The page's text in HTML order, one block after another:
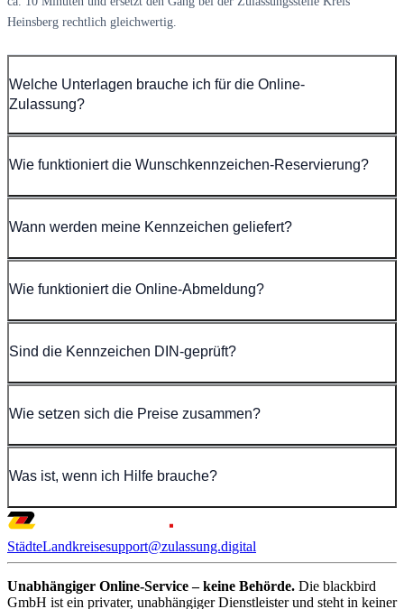
Heinsberg rechtlich gleichwertig.
Welche Unterlagen brauche ich für die Online-
Zulassung?
Wie funktioniert die Wunschkennzeichen-Reservierung?
Wann werden meine Kennzeichen geliefert?
Wie funktioniert die Online-Abmeldung?
Sind die Kennzeichen DIN-geprüft?
Wie setzen sich die Preise zusammen?
Was ist, wenn ich Hilfe brauche?
StädteLandkreisesupport@zulassung.digital
Unabhängiger Online-Service – keine Behörde. Die blackbird
GmbH ist ein privater, unabhängiger Dienstleister und steht in keiner